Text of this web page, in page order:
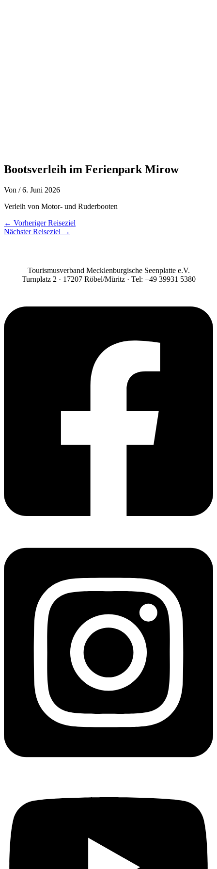
Bootsverleih im Ferienpark Mirow
Von /6. Juni 2026
Verleih von Motor- und Ruderbooten
← Vorheriger Reiseziel
Nächster Reiseziel →
Tourismusverband Mecklenburgische Seenplatte e.V.
Turnplatz 2 · 17207 Röbel/Müritz · Tel: +49 39931 5380